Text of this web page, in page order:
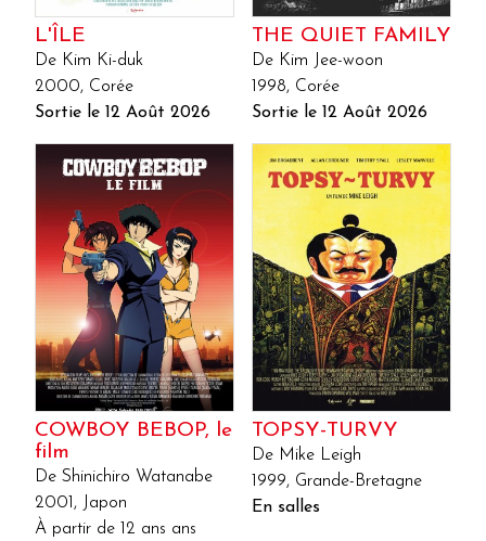
L'ÎLE
De Kim Ki-duk
2000, Corée
Sortie le 12 Août 2026
THE QUIET FAMILY
De Kim Jee-woon
1998, Corée
Sortie le 12 Août 2026
COWBOY BEBOP, le
film
De Shinichiro Watanabe
2001, Japon
À partir de 12 ans ans
TOPSY-TURVY
De Mike Leigh
1999, Grande-Bretagne
En salles